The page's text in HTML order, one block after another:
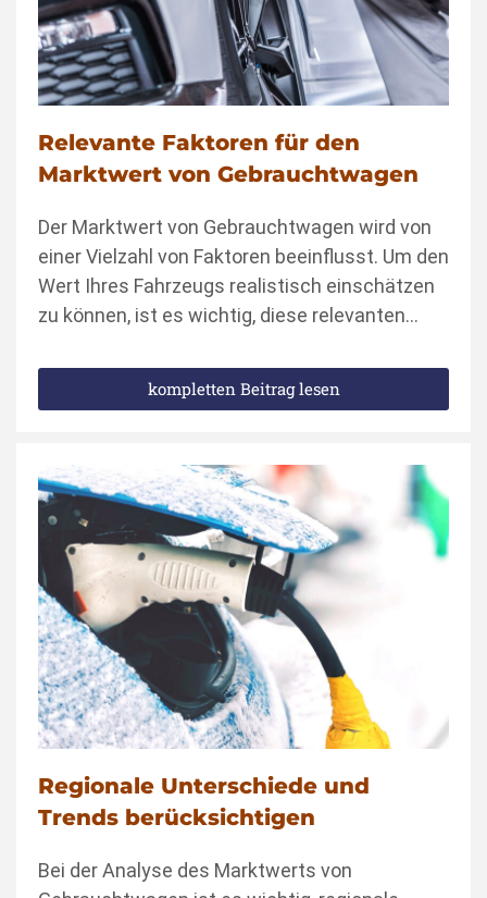
Relevante Faktoren für den
Marktwert von Gebrauchtwagen
Der Marktwert von Gebrauchtwagen wird von
einer Vielzahl von Faktoren beeinflusst. Um den
Wert Ihres Fahrzeugs realistisch einschätzen
zu können, ist es wichtig, diese relevanten…
kompletten Beitrag lesen
Regionale Unterschiede und
Trends berücksichtigen
Bei der Analyse des Marktwerts von